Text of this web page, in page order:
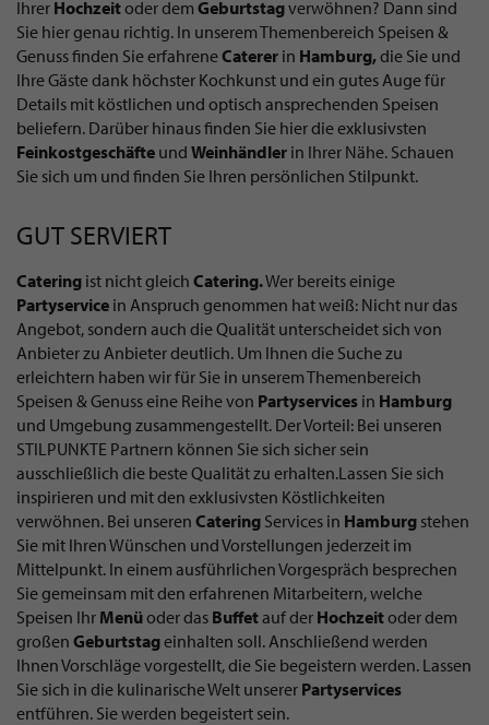
Ihrer Hochzeitoder dem Geburtstagverwöhnen? Dann sind
Sie hier genau richtig. In unserem Themenbereich Speisen &
Genuss finden Sie erfahreneCaterer in Hamburg,die Sie und
Ihre Gäste dank höchster Kochkunst und ein gutes Auge für
Details mit köstlichen und optisch ansprechenden Speisen
beliefern. Darüber hinaus finden Sie hier die exklusivsten
Feinkostgeschäfte und Weinhändler in Ihrer Nähe. Schauen
Sie sich um und finden Sie Ihren persönlichen Stilpunkt.
GUT SERVIERT
Catering ist nicht gleich Catering.Wer bereits einige
Partyservice in Anspruch genommen hat weiß: Nicht nur das
Angebot, sondern auch die Qualität unterscheidet sich von
Anbieter zu Anbieter deutlich. Um Ihnen die Suche zu
erleichtern haben wir für Sie in unserem Themenbereich
Speisen & Genuss eine Reihe von Partyservices in Hamburg
und Umgebung zusammengestellt. Der Vorteil: Bei unseren
STILPUNKTE Partnern können Sie sich sicher sein
ausschließlich die beste Qualität zu erhalten.Lassen Sie sich
inspirieren und mit den exklusivsten Köstlichkeiten
verwöhnen. Bei unseren Catering Services in Hamburg stehen
Sie mit Ihren Wünschen und Vorstellungen jederzeit im
Mittelpunkt. In einem ausführlichen Vorgespräch besprechen
Sie gemeinsam mit den erfahrenen Mitarbeitern, welche
Speisen Ihr Menüoder das Buffetauf der Hochzeitoder dem
großen Geburtstageinhalten soll. Anschließend werden
Ihnen Vorschläge vorgestellt, die Sie begeistern werden. Lassen
Sie sich in die kulinarische Welt unserer Partyservices
entführen. Sie werden begeistert sein.